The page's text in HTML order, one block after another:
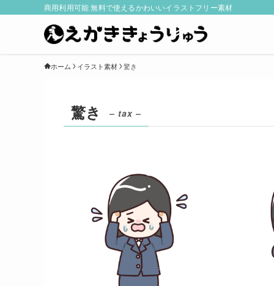
商用利用可能 無料で使えるかわいいイラストフリー素材
ホーム イラスト素材 驚き
驚き – tax –